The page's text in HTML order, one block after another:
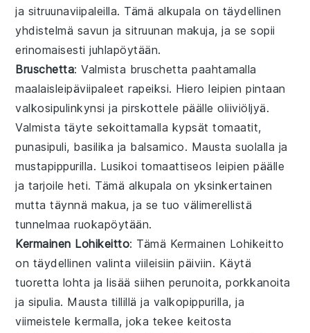
ja sitruunaviipaleilla. Tämä alkupala on täydellinen
yhdistelmä savun ja sitruunan makuja, ja se sopii
erinomaisesti juhlapöytään.
Bruschetta: Valmista bruschetta paahtamalla
maalaisleipäviipaleet rapeiksi. Hiero leipien pintaan
valkosipulinkynsi ja pirskottele päälleoliiviöljyä.
Valmista täyte sekoittamalla kypsät tomaatit,
punasipuli, basilika ja balsamico. Maustasuolalla ja
mustapippurilla. Lusikoi tomaattiseos leipien päälle
ja tarjoile heti. Tämä alkupala on yksinkertainen
mutta täynnä makua, ja se tuo välimerellistä
tunnelmaa ruokapöytään.
Kermainen Lohikeitto: Tämä Kermainen Lohikeitto
on täydellinen valinta viileisiin päiviin. Käytä
tuoretta lohta ja lisää siihen perunoita,porkkanoita
ja sipulia. Mausta tillillä ja valkopippurilla, ja
viimeistelekermalla, joka tekee keitosta